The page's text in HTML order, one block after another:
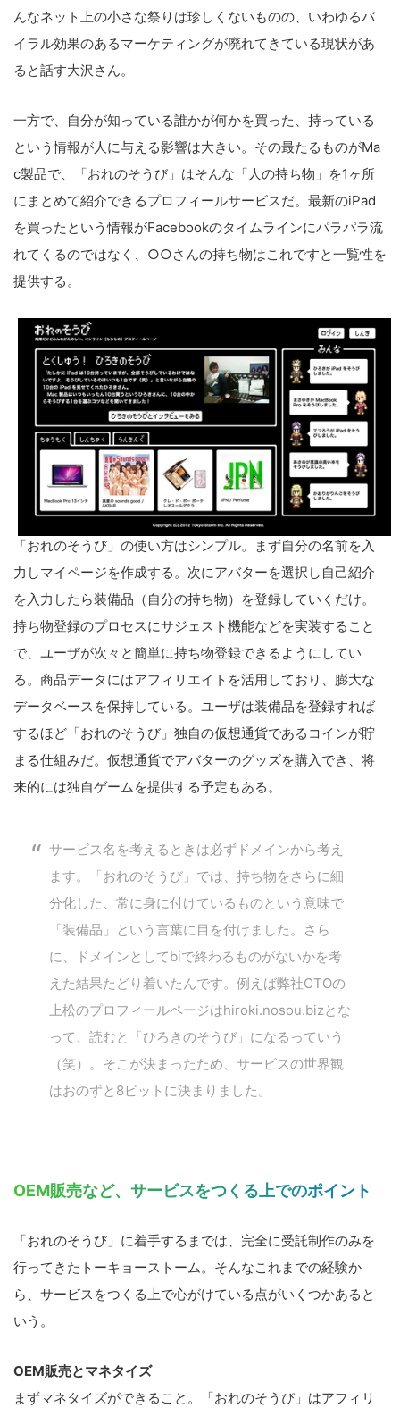
んなネット上の小さな祭りは珍しくないものの、いわゆるバ
イラル効果のあるマーケティングが廃れてきている現状があ
ると話す大沢さん。
一方で、自分が知っている誰かが何かを買った、持っている
という情報が人に与える影響は大きい。その最たるものがMa
c製品で、「おれのそうび」はそんな「人の持ち物」を1ヶ所
にまとめて紹介できるプロフィールサービスだ。最新のiPad
を買ったという情報がFacebookのタイムラインにパラパラ流
れてくるのではなく、○○さんの持ち物はこれですと一覧性を
提供する。
「おれのそうび」の使い方はシンプル。まず自分の名前を入
力しマイページを作成する。次にアバターを選択し自己紹介
を入力したら装備品（自分の持ち物）を登録していくだけ。
持ち物登録のプロセスにサジェスト機能などを実装すること
で、ユーザが次々と簡単に持ち物登録できるようにしてい
る。商品データにはアフィリエイトを活用しており、膨大な
データベースを保持している。ユーザは装備品を登録すれば
するほど「おれのそうび」独自の仮想通貨であるコインが貯
まる仕組みだ。仮想通貨でアバターのグッズを購入でき、将
来的には独自ゲームを提供する予定もある。
サービス名を考えるときは必ずドメインから考え
ます。「おれのそうび」では、持ち物をさらに細
分化した、常に身に付けているものという意味で
「装備品」という言葉に目を付けました。さら
に、ドメインとしてbiで終わるものがないかを考
えた結果たどり着いたんです。例えば弊社CTOの
上松のプロフィールページはhiroki.nosou.bizとな
って、読むと「ひろきのそうび」になるっていう
（笑）。そこが決まったため、サービスの世界観
はおのずと8ビットに決まりました。
OEM販売など、サービスをつくる上でのポイント
「おれのそうび」に着手するまでは、完全に受託制作のみを
行ってきたトーキョーストーム。そんなこれまでの経験か
ら、サービスをつくる上で心がけている点がいくつかあると
いう。
OEM販売とマネタイズ
まずマネタイズができること。「おれのそうび」はアフィリ